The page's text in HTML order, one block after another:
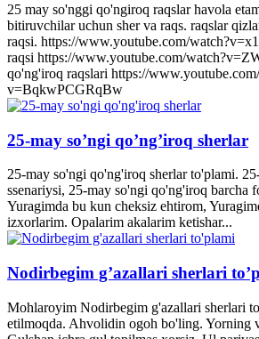
25 may so'nggi qo'ngiroq raqslar havola
bitiruvchilar uchun sher va raqs. raqslar
raqsi. https://www.youtube.com/
raqsi https://www.youtube.com/
qo'ng'iroq raqslari https://
v=BqkwPCGRqBw
25-may so’ngi qo’ng’iroq sherlar
25-may so'ngi qo'ng'iroq sherlar to'plami.
ssenariysi, 25-may so'ngi qo'ng'iroq barcha
Yuragimda bu kun cheksiz ehtirom,
izxorlarim. Opalarim akalarim ketishar...
Nodirbegim g’azallari sherlari
Mohlaroyim Nodirbegim g'azallari sherlari
etilmoqda. Ahvolidin ogoh bo'ling. Yorning